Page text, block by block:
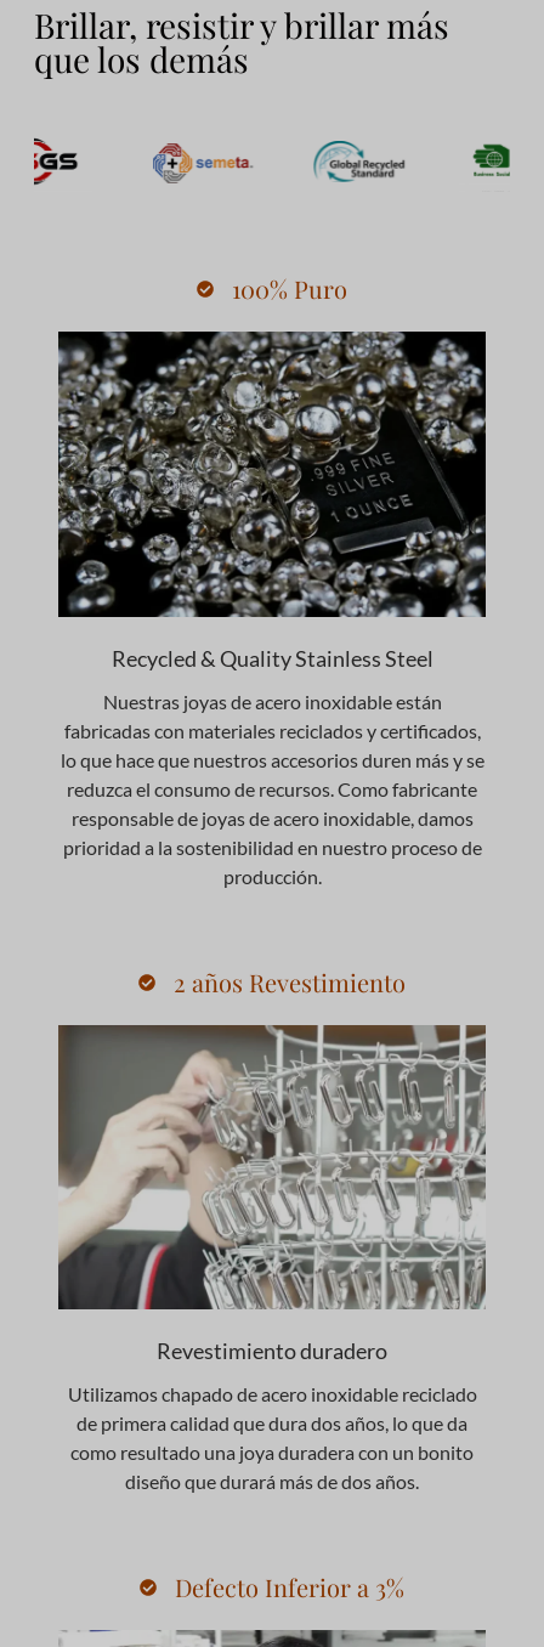
Brillar, resistir y brillar más
que los demás
100% Puro
Recycled & Quality Stainless Steel
Nuestras joyas de acero inoxidable están
fabricadas con materiales reciclados y certificados,
lo que hace que nuestros accesorios duren más y se
reduzca el consumo de recursos. Como fabricante
responsable de joyas de acero inoxidable, damos
prioridad a la sostenibilidad en nuestro proceso de
producción.
2 años Revestimiento
Revestimiento duradero
Utilizamos chapado de acero inoxidable reciclado
de primera calidad que dura dos años, lo que da
como resultado una joya duradera con un bonito
diseño que durará más de dos años.
Defecto Inferior a 3%